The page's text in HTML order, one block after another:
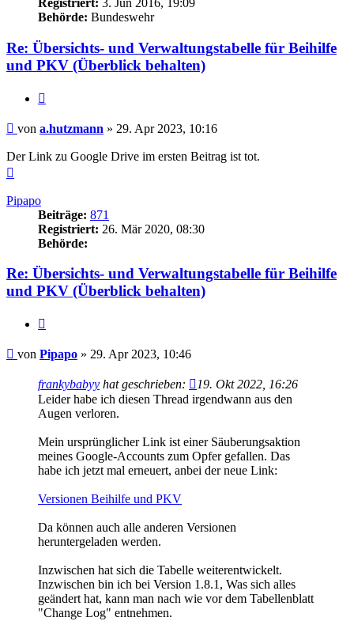
Registriert: 3. Jun 2016, 19:09
Behörde: Bundeswehr
Re: Übersichts- und Verwaltungstabelle für Beihilfe
und PKV (Überblick behalten)
Beitrag
von a.hutzmann » 29. Apr 2023, 10:16
Der Link zu Google Drive im ersten Beitrag ist tot.
Pipapo
Beiträge: 871
Registriert: 26. Mär 2020, 08:30
Behörde:
Re: Übersichts- und Verwaltungstabelle für Beihilfe
und PKV (Überblick behalten)
Beitrag
von Pipapo » 29. Apr 2023, 10:46
frankybabyy hat geschrieben:
19. Okt 2022, 16:26
Leider habe ich diesen Thread irgendwann aus den
Augen verloren.
Mein ursprünglicher Link ist einer Säuberungsaktion
meines Google-Accounts zum Opfer gefallen. Das
habe ich jetzt mal erneuert, anbei der neue Link:
Versionen Beihilfe und PKV
Da können auch alle anderen Versionen
heruntergeladen werden.
Inzwischen hat sich die Tabelle weiterentwickelt.
Inzwischen bin ich bei Version 1.8.1, Was sich alles
geändert hat, kann man nach wie vor dem Tabellenblatt
"Change Log" entnehmen.